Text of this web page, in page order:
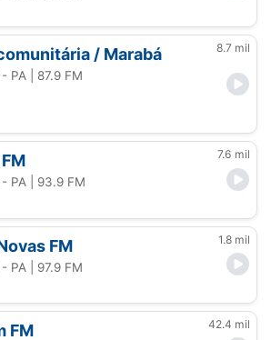
/ Marabá 8.7 mil
PA | 87.9 FM
7.6 mil
PA | 93.9 FM
FM 1.8 mil
PA | 97.9 FM
FM 42.4 mil